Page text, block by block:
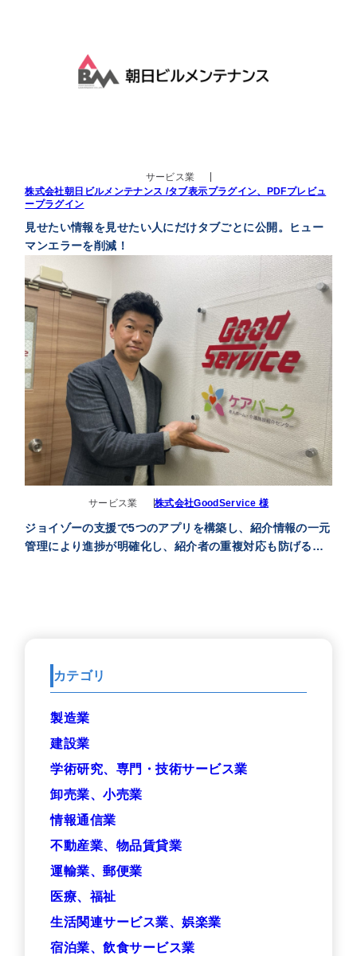
サービス業
株式会社朝日ビルメンテナンス /タブ表示プラグイン、PDFプレビュ
ープラグイン
見せたい情報を見せたい人にだけタブごとに公開。ヒュー
マンエラーを削減！
サービス業 株式会社GoodService 様
ジョイゾーの支援で5つのアプリを構築し、紹介情報の一元
管理により進捗が明確化し、紹介者の重複対応も防げるよ
カテゴリ
製造業
建設業
学術研究、専門・技術サービス業
卸売業、小売業
情報通信業
不動産業、物品賃貸業
運輸業、郵便業
医療、福祉
生活関連サービス業、娯楽業
宿泊業、飲食サービス業